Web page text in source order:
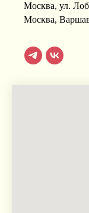
Москва, ул.
Москва,